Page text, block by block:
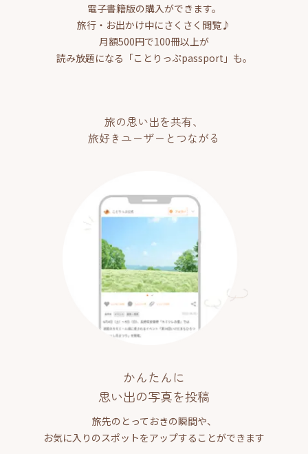
電子書籍版の購入ができます。
旅行・お出かけ中にさくさく閲覧♪
月額500円で100冊以上が
読み放題になる「ことりっぷpassport」も。
旅の思い出を共有、
旅好きユーザーとつながる
かんたんに
思い出の写真を投稿
旅先のとっておきの瞬間や、
お気に入りのスポットをアップすることができます